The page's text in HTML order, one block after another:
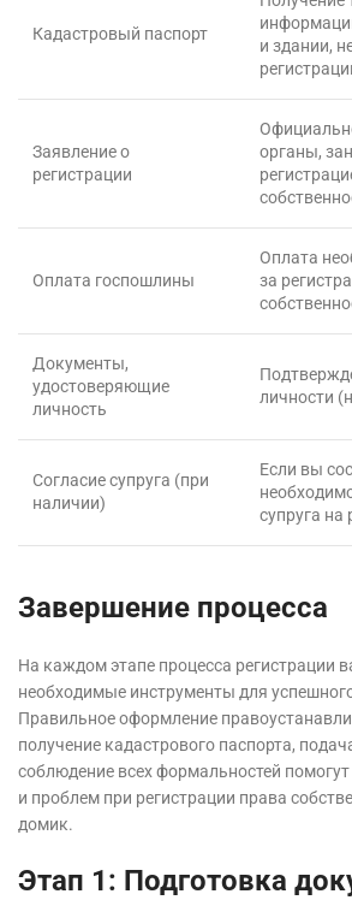
Кадастровый паспорт
и здании,
Заявление о
регистрации
органы,
Оплата госпошлины
Оплата
за
Документы,
удостоверяющие
личность
личности
Согласие супруга (при
наличии)
Если вы
супруга на
Завершение процесса
На каждом этапе процесса регистрации
необходимые инструменты для
Правильное оформление
получение кадастрового паспорта,
соблюдение всех формальностей
и проблем при регистрации права
домик.
Этап 1: Подготовка